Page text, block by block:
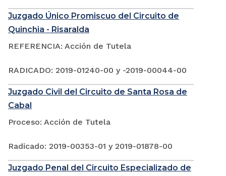
Juzgado Único Promiscuo del Circuito de
Quinchia - Risaralda
REFERENCIA: Acción de Tutela
RADICADO: 2019-01240-00 y -2019-00044-00
Juzgado Civil del Circuito de Santa Rosa de
Cabal
Proceso: Acción de Tutela
Radicado: 2019-00353-01 y 2019-01878-00
Juzgado Penal del Circuito Especializado de